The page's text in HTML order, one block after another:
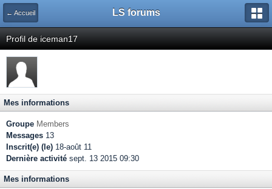
← Accueil LS forums
Profil de iceman17
Mes informations
Groupe Members
Messages 13
Inscrit(e) (le) 18-août 11
Dernière activité sept. 13 2015 09:30
Mes informations